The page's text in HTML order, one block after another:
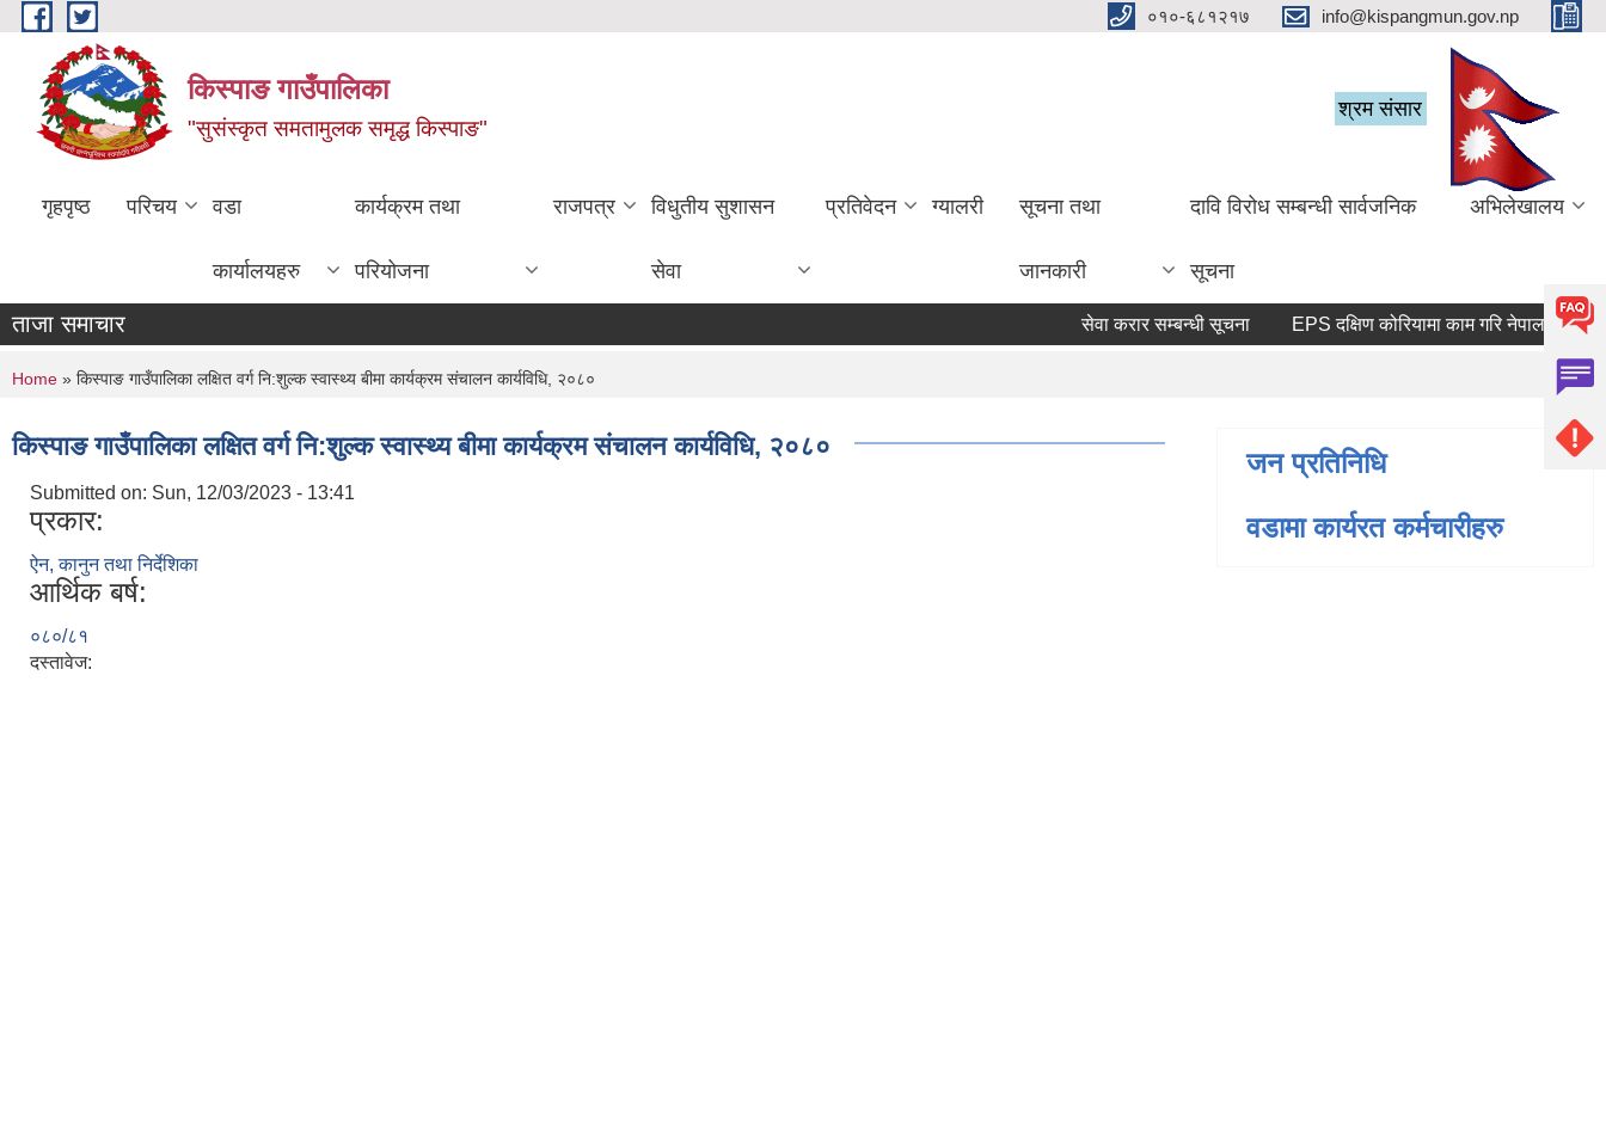
Skip to main content ०१०-६८१२१७ info@kispangmun.gov.np
किस्पाङ गाउँपालिका
"सुसंस्कृत समतामुलक समृद्ध किस्पाङ"
श्रम संसार
गृहपृष्ठ परिचय वडा
कार्यालयहरु
कार्यक्रम तथा
परियोजना
राजपत्र विधुतीय सुशासन
सेवा
प्रतिवेदन ग्यालरी सूचना तथा
जानकारी
दावि विरोध सम्बन्धी सार्वजनिक
सूचना
अभिलेखालय
ताजा समाचार सेवा करार सम्बन्धी सूचना
You are here
Home » किस्पाङ गाउँपालिका लक्षित वर्ग नि:शुल्क स्वास्थ्य बीमा कार्यक्रम संचालन कार्यविधि, २०८०
किस्पाङ गाउँपालिका लक्षित वर्ग नि:शुल्क स्वास्थ्य बीमा कार्यक्रम संचालन कार्यविधि, २०८०
Submitted on: Sun, 12/03/2023 - 13:41
प्रकार:
ऐन, कानुन तथा निर्देशिका
आर्थिक बर्ष:
०८०/८१
दस्तावेज:
जन प्रतिनिधि
वडामा कार्यरत कर्मचारीहरु